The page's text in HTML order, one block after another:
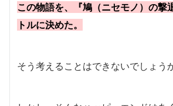
この物語を、『鳩（ニセモノ）の撃
トルに決めた。
そう考えることはできないでしょう